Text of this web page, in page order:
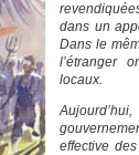
dans un
Dans le
l’étranger
locaux.
effective